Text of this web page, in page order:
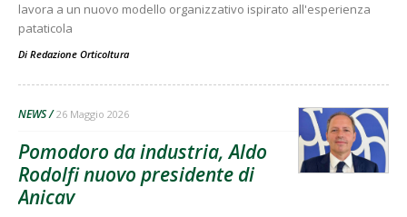
lavora a un nuovo modello organizzativo ispirato all'esperienza
pataticola
Di Redazione Orticoltura
NEWS 26 Maggio 2026
Pomodoro da industria, Aldo
Rodolfi nuovo presidente di
Anicav